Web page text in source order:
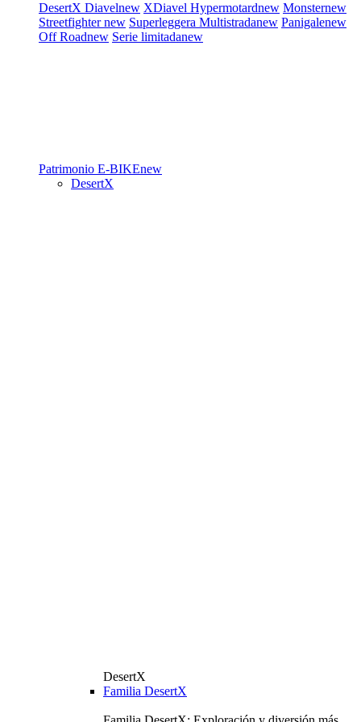
DesertX Diavelnew XDiavel Hypermotardnew Monsternew
Streetfighternew Superleggera Multistradanew Panigalenew
Off Roadnew Serie limitadanew
Patrimonio E-BIKEnew
DesertX
DesertX
Familia DesertX